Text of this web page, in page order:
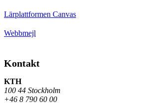
Lärplattformen Canvas
Webbmejl
Kontakt
KTH
100 44 Stockholm
+46 8 790 60 00